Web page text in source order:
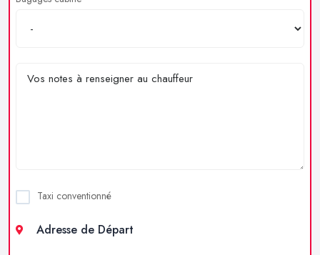
Taxi conventionné
Adresse de Départ